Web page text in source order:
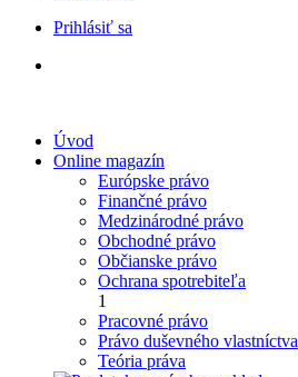
Prihlásiť sa
Úvod
Online magazín
Európske právo
Finančné právo
Medzinárodné právo
Obchodné právo
Občianske právo
Ochrana spotrebiteľa
1
Pracovné právo
Právo duševného vlastníctva
Teória práva